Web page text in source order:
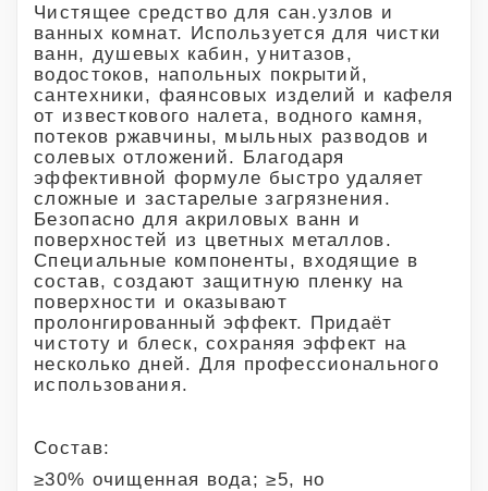
Чистящее средство для сан.узлов и
ванных комнат. Используется для чистки
ванн, душевых кабин, унитазов,
водостоков, напольных покрытий,
сантехники, фаянсовых изделий и кафеля
от известкового налета, водного камня,
потеков ржавчины, мыльных разводов и
солевых отложений. Благодаря
эффективной формуле быстро удаляет
сложные и застарелые загрязнения.
Безопасно для акриловых ванн и
поверхностей из цветных металлов.
Специальные компоненты, входящие в
состав, создают защитную пленку на
поверхности и оказывают
пролонгированный эффект. Придаёт
чистоту и блеск, сохраняя эффект на
несколько дней. Для профессионального
использования.
Состав:
≥30% очищенная вода; ≥5, но